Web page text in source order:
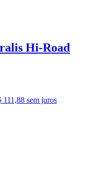
Hi-Road
111,88 sem juros